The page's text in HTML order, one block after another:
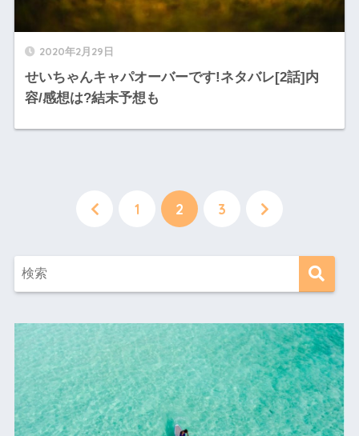
2020年2月29日
せいちゃんキャパオーバーです!ネタバレ[2話]内
容/感想は?結末予想も
1 2 3